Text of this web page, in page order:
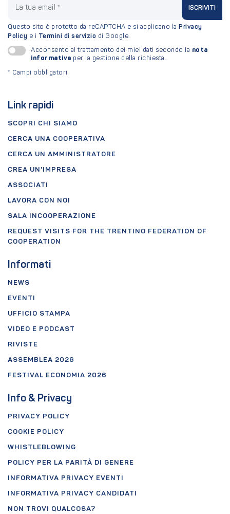
Link rapidi
SCOPRI CHI SIAMO
CERCA UNA COOPERATIVA
CERCA UN AMMINISTRATORE
CREA UN'IMPRESA
ASSOCIATI
LAVORA CON NOI
SALA INCOOPERAZIONE
REQUEST VISITS FOR THE TRENTINO FEDERATION OF
COOPERATION
Informati
NEWS
EVENTI
UFFICIO STAMPA
VIDEO E PODCAST
RIVISTE
ASSEMBLEA 2026
FESTIVAL ECONOMIA 2026
Info & Privacy
PRIVACY POLICY
COOKIE POLICY
WHISTLEBLOWING
POLICY PER LA PARITÀ DI GENERE
INFORMATIVA PRIVACY EVENTI
INFORMATIVA PRIVACY CANDIDATI
NON TROVI QUALCOSA?
ISCRIVITI
Questo sito è protetto da reCAPTCHA e si applicano la Privacy
Policy e i Termini di servizio di Google.
Acconsento al trattamento dei miei dati secondo la nota
informativa per la gestione della richiesta.
* Campi obbligatori